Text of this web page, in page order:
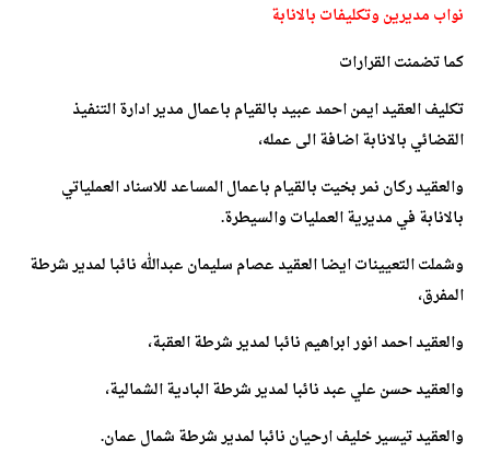
نواب مديرين وتكليفات بالانابة
كما تضمنت القرارات
تكليف العقيد ايمن احمد عبيد بالقيام باعمال مدير ادارة التنفيذ
القضائي بالانابة اضافة الى عمله،
والعقيد ركان نمر بخيت بالقيام باعمال المساعد للاسناد العملياتي
بالانابة في مديرية العمليات والسيطرة.
وشملت التعيينات ايضا العقيد عصام سليمان عبدالله نائبا لمدير شرطة
المفرق،
والعقيد احمد انور ابراهيم نائبا لمدير شرطة العقبة،
والعقيد حسن علي عبد نائبا لمدير شرطة البادية الشمالية،
والعقيد تيسير خليف ارحيان نائبا لمدير شرطة شمال عمان.